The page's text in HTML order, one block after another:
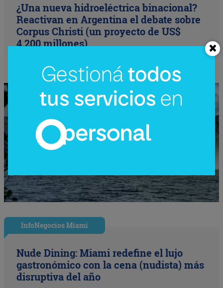
¿Una nueva hidroeléctrica binacional?
Reactivan en Argentina el debate sobre
Corpus Christi (un proyecto de US$
4.200 millones)
InfoNegocios Miami
Nude Dining: Miami redefine el lujo
gastronómico con la cena (nudista) más
disruptiva del año